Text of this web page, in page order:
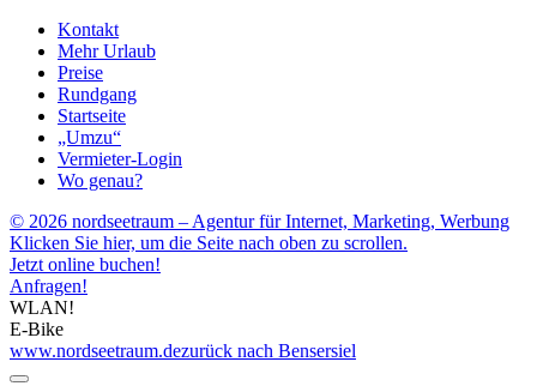
Kontakt
Mehr Urlaub
Preise
Rundgang
Startseite
„Umzu“
Vermieter-Login
Wo genau?
© 2026 nordseetraum – Agentur für Internet, Marketing, Werbung
Klicken Sie hier, um die Seite nach oben zu scrollen.
Jetzt online buchen!
Anfragen!
WLAN!
E-Bike
www.nordseetraum.dezurück nach Bensersiel